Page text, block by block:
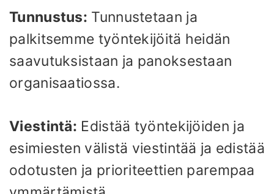
Tunnustus: Tunnustetaan ja
palkitsemme työntekijöitä heidän
saavutuksistaan ​​ja panoksestaan ​​
organisaatiossa.
Viestintä: Edistää työntekijöiden ja
esimiesten välistä viestintää ja edistää
odotusten ja prioriteettien parempaa